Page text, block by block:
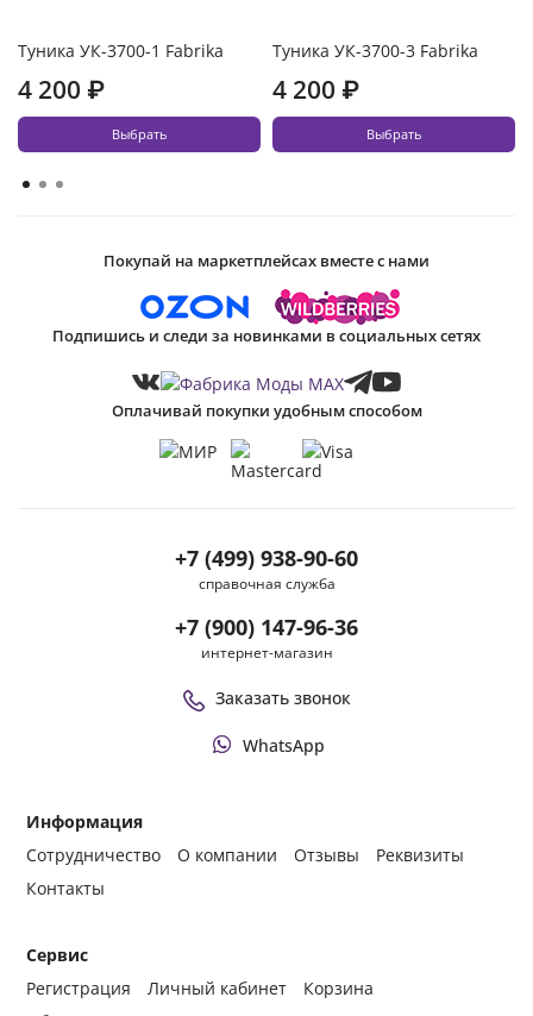
Туника УК-3700-1 Fabrika
4 200 ₽
Выбрать
Туника УК-3700-3 Fabrika
4 200 ₽
Выбрать
Информация
Сотрудничество
О компании Отзывы
Реквизиты
Контакты
Сервис
Регистрация
Личный кабинет
Корзина
+7 (499) 938-90-60
справочная служба
+7 (900) 147-96-36
интернет-магазин
Заказать звонок
WhatsApp
Покупай на маркетплейсах вместе с нами
Подпишись и следи за новинками в социальных сетях
Оплачивай покупки удобным способом